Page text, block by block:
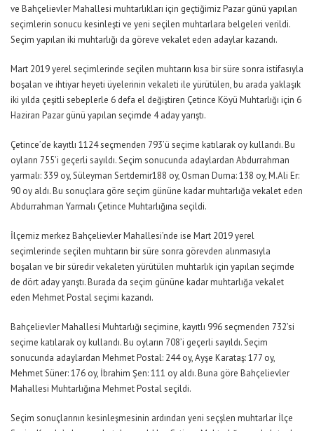
ve Bahçelievler Mahallesi muhtarlıkları için geçtiğimiz Pazar günü yapılan
seçimlerin sonucu kesinleşti ve yeni seçilen muhtarlara belgeleri verildi.
Seçim yapılan iki muhtarlığı da göreve vekalet eden adaylar kazandı.
Mart 2019 yerel seçimlerinde seçilen muhtarın kısa bir süre sonra istifasıyla
boşalan ve ihtiyar heyeti üyelerinin vekaleti ile yürütülen, bu arada yaklaşık
iki yılda çeşitli sebeplerle 6 defa el değiştiren Çetince Köyü Muhtarlığı için 6
Haziran Pazar günü yapılan seçimde 4 aday yarıştı.
Çetince’de kayıtlı 1124 seçmenden 793’ü seçime katılarak oy kullandı. Bu
oyların 755’i geçerli sayıldı. Seçim sonucunda adaylardan Abdurrahman
yarmalı: 339 oy, Süleyman Sertdemir188 oy, Osman Durna: 138 oy, M.Ali Er:
90 oy aldı. Bu sonuçlara göre seçim gününe kadar muhtarlığa vekalet eden
Abdurrahman Yarmalı Çetince Muhtarlığına seçildi.
İlçemiz merkez Bahçelievler Mahallesi’nde ise Mart 2019 yerel
seçimlerinde seçilen muhtarın bir süre sonra görevden alınmasıyla
boşalan ve bir süredir vekaleten yürütülen muhtarlık için yapılan seçimde
de dört aday yarıştı. Burada da seçim gününe kadar muhtarlığa vekalet
eden Mehmet Postal seçimi kazandı.
Bahçelievler Mahallesi Muhtarlığı seçimine, kayıtlı 996 seçmenden 732’si
seçime katılarak oy kullandı. Bu oyların 708’i geçerli sayıldı. Seçim
sonucunda adaylardan Mehmet Postal: 244 oy, Ayşe Karataş: 177 oy,
Mehmet Süner: 176 oy, İbrahim Şen: 111 oy aldı. Buna göre Bahçelievler
Mahallesi Muhtarlığına Mehmet Postal seçildi.
Seçim sonuçlarının kesinleşmesinin ardından yeni seçşlen muhtarlar İlçe